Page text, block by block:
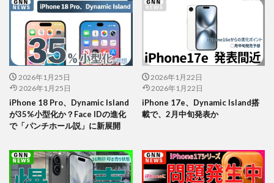
2026年1月25日
2026年1月25日
iPhone 18 Pro、Dynamic Island
が35%小型化か？Face IDの進化
で「パンチホール説」に新展開
2026年1月22日
2026年1月22日
iPhone 17e、Dynamic Island搭
載で、2月中旬発表か